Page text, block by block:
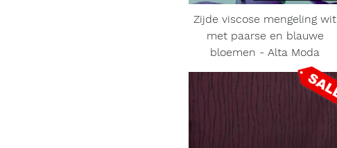
Zijde viscose mengeling wit
met paarse en blauwe
bloemen - Alta Moda